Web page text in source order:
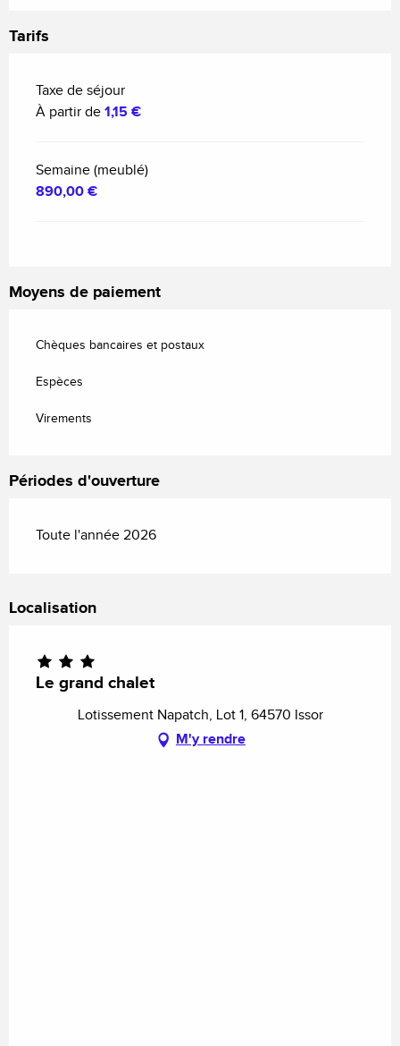
Tarifs
Taxe de séjour
À partir de 1,15 €
Semaine (meublé)
890,00 €
Moyens de paiement
Chèques bancaires et postaux
Espèces
Virements
Périodes d'ouverture
Toute l'année 2026
Localisation
Le grand chalet
Lotissement Napatch, Lot 1, 64570 Issor
M'y rendre